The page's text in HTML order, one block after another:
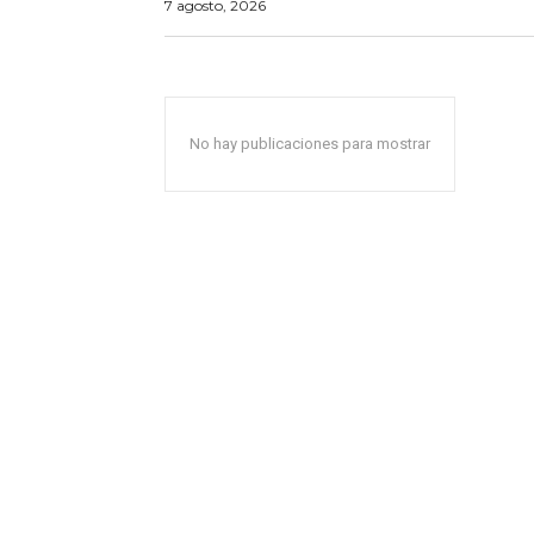
7 agosto, 2026
No hay publicaciones para mostrar